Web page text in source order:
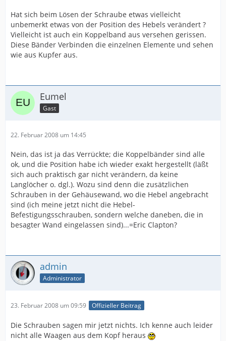
Hat sich beim Lösen der Schraube etwas vielleicht
unbemerkt etwas von der Position des Hebels verändert ?
Vielleicht ist auch ein Koppelband aus versehen gerissen.
Diese Bänder Verbinden die einzelnen Elemente und sehen
wie aus Kupfer aus.
Eumel
Gast
22. Februar 2008 um 14:45
Nein, das ist ja das Verrückte; die Koppelbänder sind alle
ok, und die Position habe ich wieder exakt hergestellt (läßt
sich auch praktisch gar nicht verändern, da keine
Langlöcher o. dgl.). Wozu sind denn die zusätzlichen
Schrauben in der Gehäusewand, wo die Hebel angebracht
sind (ich meine jetzt nicht die Hebel-
Befestigungsschrauben, sondern welche daneben, die in
besagter Wand eingelassen sind)...=Eric Clapton?
admin
Administrator
23. Februar 2008 um 09:59 Offizieller Beitrag
Die Schrauben sagen mir jetzt nichts. Ich kenne auch leider
nicht alle Waagen aus dem Kopf heraus